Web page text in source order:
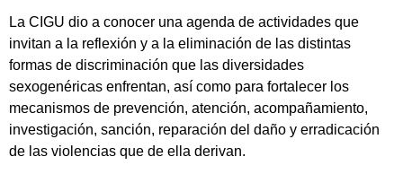
La CIGU dio a conocer una agenda de actividades que
invitan a la reflexión y a la eliminación de las distintas
formas de discriminación que las diversidades
sexogenéricas enfrentan, así como para fortalecer los
mecanismos de prevención, atención, acompañamiento,
investigación, sanción, reparación del daño y erradicación
de las violencias que de ella derivan.